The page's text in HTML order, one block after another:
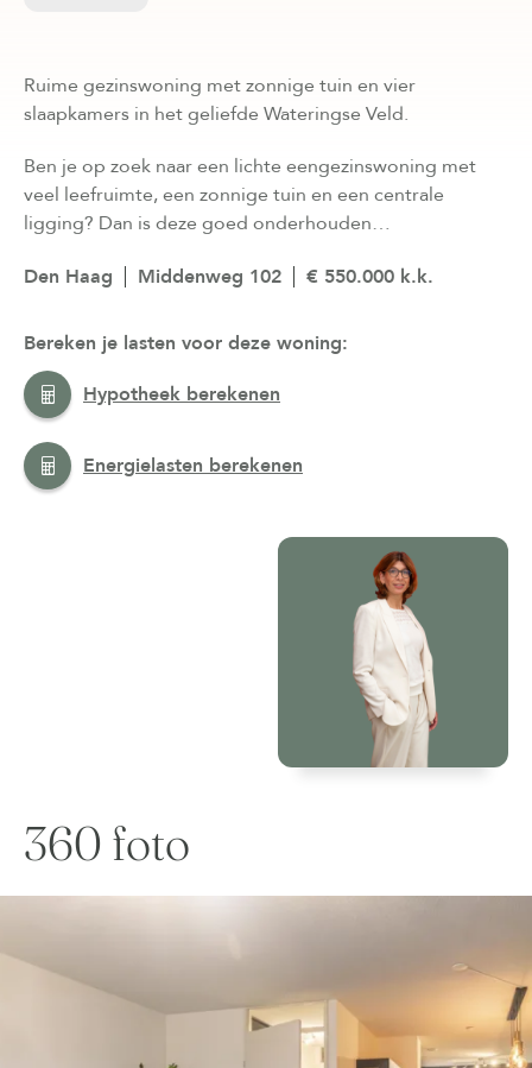
Ruime gezinswoning met zonnige tuin en vier
slaapkamers in het geliefde Wateringse Veld.
Ben je op zoek naar een lichte eengezinswoning met
veel leefruimte, een zonnige tuin en een centrale
ligging? Dan is deze goed onderhouden…
Den Haag Middenweg 102 € 550.000 k.k.
Bereken je lasten voor deze woning:
Hypotheek berekenen
Energielasten berekenen
360 foto